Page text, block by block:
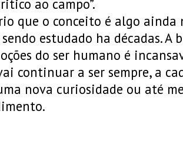
ao campo”.
que o conceito é algo ainda
estudado ha décadas. A
do ser humano é
continuar a ser sempre, a
nova curiosidade ou até